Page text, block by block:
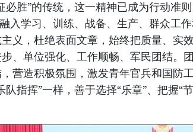
必胜”的传统，这一精神已成为行动准
入学习、训练、战备、生产、群众工
义，杜绝表面文章，始终把质量、实
、单位强化、工作顺畅、军民团结。
营造积极氛围，激发青年官兵和国防工
指挥”一样，善于选择“乐章”、把握“